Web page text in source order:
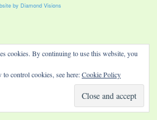
by Diamond Visions
cookies. By continuing to use this website, you
control cookies, see here:Cookie Policy